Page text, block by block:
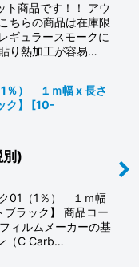
ト商品です！！ アウ
ちらの商品は在庫限
ギュラースモークに
り熱加工が容易…
％） １ｍ幅 x 長さ
】
[10-
別)
01（1％） １ｍ幅
ラック】 商品コー
ィルムメーカーの基
（C Carb…